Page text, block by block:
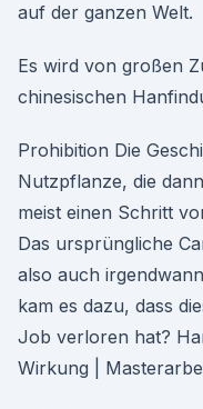
auf der ganzen Welt.
Es wird von großen
chinesischen
Prohibition Die
Nutzpflanze, die
meist einen Schritt
Das ursprüngliche
also auch
kam es dazu, dass
Job verloren hat?
Wirkung |